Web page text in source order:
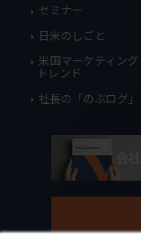
セミナー
日米のしごと
米国マーケティング
トレンド
社長の「のぶログ」